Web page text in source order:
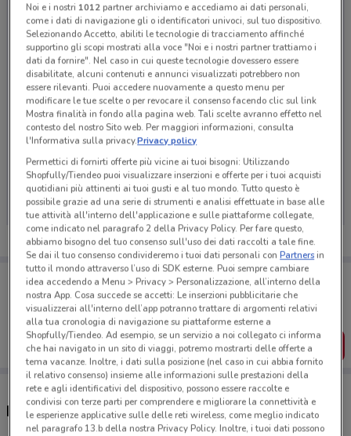
Ci dispiace, al momento non abbiamo pubblicato
volantini nella tua zona. Riprova più tardi.
Porta DoveConviene sempre con te!
Puoi trovare le migliori offerte dei negozi vicino a te,
salvarle e creare la tua lista del risparmio, comodamente
dal tuo cellulare.
SCARICA L’APP
Negozi Coinstar a Corbetta
Noi e i nostri 1012partner archiviamo e accediamo ai dati personali,
come i dati di navigazione gli o identificatori univoci, sul tuo dispositivo.
Selezionando Accetto, abiliti le tecnologie di tracciamento affinché
supportino gli scopi mostrati alla voce "Noi e i nostri partner trattiamo i
dati da fornire". Nel caso in cui queste tecnologie dovessero essere
disabilitate, alcuni contenuti e annunci visualizzati potrebbero non
essere rilevanti. Puoi accedere nuovamente a questo menu per
modificare le tue scelte o per revocare il consenso facendo clic sul link
Mostra finalità in fondo alla pagina web. Tali scelte avranno effetto nel
contesto del nostro Sito web. Per maggiori informazioni, consulta
l'Informativa sulla privacy.Privacy policy
Permettici di fornirti offerte più vicine ai tuoi bisogni: Utilizzando
Shopfully/Tiendeo puoi visualizzare inserzioni e offerte per i tuoi acquisti
quotidiani più attinenti ai tuoi gusti e al tuo mondo. Tutto questo è
possibile grazie ad una serie di strumenti e analisi effettuate in base alle
tue attività all'interno dell'applicazione e sulle piattaforme collegate,
come indicato nel paragrafo 2 della Privacy Policy. Per fare questo,
abbiamo bisogno del tuo consenso sull'uso dei dati raccolti a tale fine.
Se dai il tuo consenso condivideremo i tuoi dati personali conPartnersin
tutto il mondo attraverso l’uso di SDK esterne. Puoi sempre cambiare
idea accedendo a Menu > Privacy > Personalizzazione, all’interno della
nostra App. Cosa succede se accetti: Le inserzioni pubblicitarie che
visualizzerai all'interno dell’app potranno trattare di argomenti relativi
alla tua cronologia di navigazione su piattaforme esterne a
Shopfully/Tiendeo. Ad esempio, se un servizio a noi collegato ci informa
che hai navigato in un sito di viaggi, potremo mostrarti delle offerte a
tema vacanze. Inoltre, i dati sulla posizione (nel caso in cui abbia fornito
il relativo consenso) insieme alle informazioni sulle prestazioni della
rete e agli identificativi del dispositivo, possono essere raccolte e
condivisi con terze parti per comprendere e migliorare la connettività e
le esperienze applicative sulle delle reti wireless, come meglio indicato
nel paragrafo 13.b della nostra Privacy Policy. Inoltre, i tuoi dati possono